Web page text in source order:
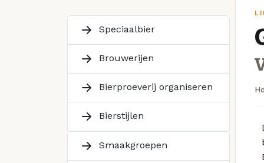
Speciaalbier
Brouwerijen
Bierproeverij organiseren
Bierstijlen
Smaakgroepen